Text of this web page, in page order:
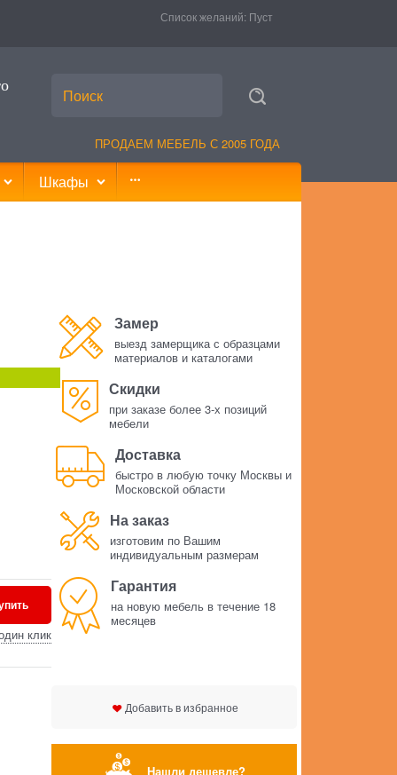
Список желаний: Пуст
ПРОДАЕМ МЕБЕЛЬ С 2005 ГОДА
Шкафы
клик
Замер
выезд замерщика с образцами
материалов и каталогами
Скидки
при заказе более 3-х позиций
мебели
Доставка
быстро в любую точку Москвы и
Московской области
На заказ
изготовим по Вашим
индивидуальным размерам
Гарантия
на новую мебель в течение 18
месяцев
Добавить в избранное
Нашли дешевле?